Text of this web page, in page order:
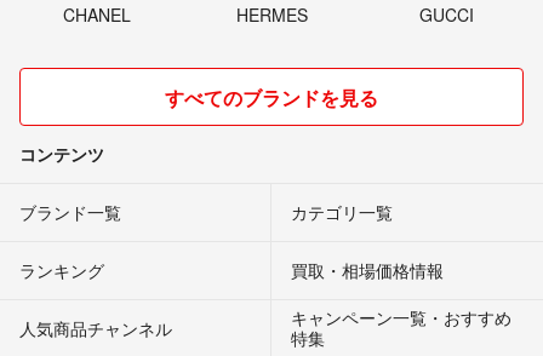
CHANEL HERMES GUCCI
すべてのブランドを見る
コンテンツ
ブランド一覧 カテゴリ一覧
ランキング 買取・相場価格情報
人気商品チャンネル
キャンペーン一覧・おすすめ
特集